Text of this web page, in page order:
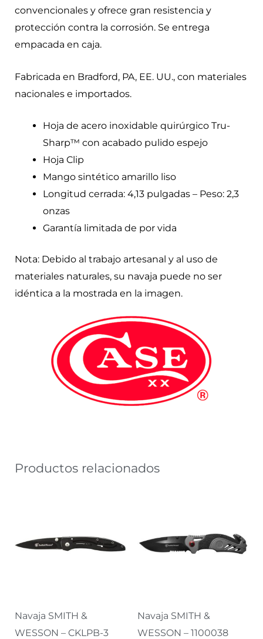
convencionales y ofrece gran resistencia y
protección contra la corrosión. Se entrega
empacada en caja.
Fabricada en Bradford, PA, EE. UU., con materiales
nacionales e importados.
Hoja de acero inoxidable quirúrgico Tru-
Sharp™ con acabado pulido espejo
Hoja Clip
Mango sintético amarillo liso
Longitud cerrada: 4,13 pulgadas – Peso: 2,3
onzas
Garantía limitada de por vida
Nota: Debido al trabajo artesanal y al uso de
materiales naturales, su navaja puede no ser
idéntica a la mostrada en la imagen.
Productos relacionados
Navaja SMITH &
WESSON – CKLPB-3
Navaja SMITH &
WESSON – 1100038